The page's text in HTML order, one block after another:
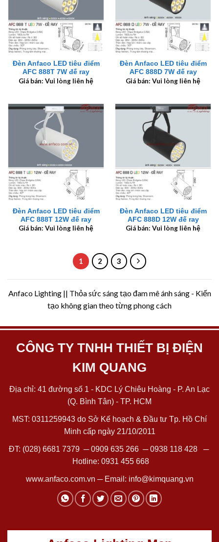
Đèn Anfaco LED tiêu điểm
AFC 888T 7W đế ray
Giá bán: Vui lòng liên hệ
Đèn Anfaco LED tiêu điểm
AFC 888D 7W đế ray
Giá bán: Vui lòng liên hệ
Đèn Anfaco LED tiêu điểm
AFC 888T 12W đế ray
Giá bán: Vui lòng liên hệ
Đèn Anfaco LED tiêu điểm
AFC 888D 12W đế ray
Giá bán: Vui lòng liên hệ
1 2 3
Anfaco Lighting || Thỏa sức sáng tạo đam mê ánh sáng - Kiến
tạo không gian theo từng phong cách
CÔNG TY TNHH THIẾT BỊ ĐIỆN
KIM QUANG
Địa chỉ: 41 đường số 1 - KDC Lý Chiêu Hoàng - P. An Lạc
(Q. Bình Tân) - TP. HCM
MST: 0311259943 do Sở Kế hoạch & Đầu tư Tp. Hồ Chí
Minh cấp ngày 21/10/2011
ĐT: (028) 6681 7379 ─0909 635 266─0938 118 428─
Hotline: 0931 455 668
www.anfaco.com.vn ─ Email: info@kimquang.vn